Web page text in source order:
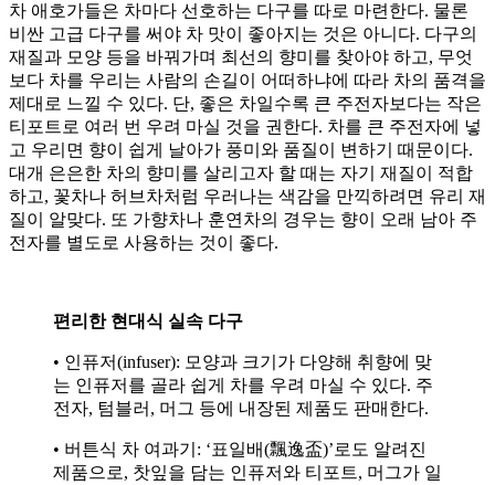
차 애호가들은 차마다 선호하는 다구를 따로 마련한다. 물론
비싼 고급 다구를 써야 차 맛이 좋아지는 것은 아니다. 다구의
재질과 모양 등을 바꿔가며 최선의 향미를 찾아야 하고, 무엇
보다 차를 우리는 사람의 손길이 어떠하냐에 따라 차의 품격을
제대로 느낄 수 있다. 단, 좋은 차일수록 큰 주전자보다는 작은
티포트로 여러 번 우려 마실 것을 권한다. 차를 큰 주전자에 넣
고 우리면 향이 쉽게 날아가 풍미와 품질이 변하기 때문이다.
대개 은은한 차의 향미를 살리고자 할 때는 자기 재질이 적합
하고, 꽃차나 허브차처럼 우러나는 색감을 만끽하려면 유리 재
질이 알맞다. 또 가향차나 훈연차의 경우는 향이 오래 남아 주
전자를 별도로 사용하는 것이 좋다.
편리한 현대식 실속 다구
• 인퓨저(infuser): 모양과 크기가 다양해 취향에 맞
는 인퓨저를 골라 쉽게 차를 우려 마실 수 있다. 주
전자, 텀블러, 머그 등에 내장된 제품도 판매한다.
• 버튼식 차 여과기: ‘표일배(飄逸盃)’로도 알려진
제품으로, 찻잎을 담는 인퓨저와 티포트, 머그가 일